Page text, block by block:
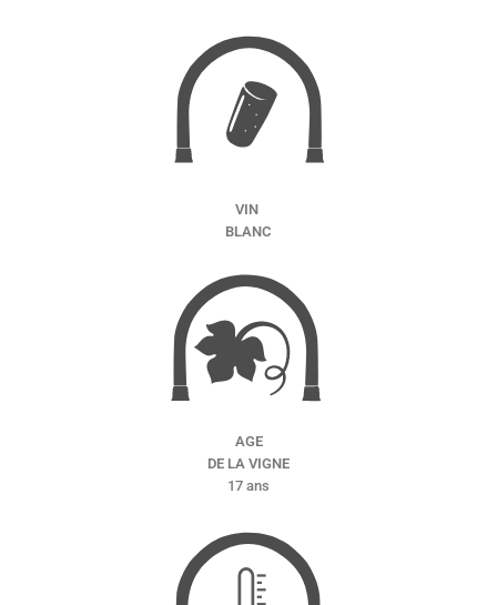
VIN
BLANC
AGE
DE LA VIGNE
17 ans